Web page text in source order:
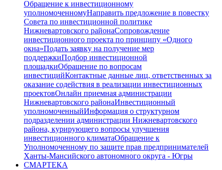
Обращение к инвестиционному
уполномоченномуНаправить предложение в повестку
Совета по инвестиционной политике
Нижневартовского районаСопровождение
инвестиционного проекта по принципу «Одного
окна»Подать заявку на получение мер
поддержкиПодбор инвестиционной
площадкиОбращение по вопросам
инвестицийКонтактные данные лиц, ответственных за
оказание содействия в реализации инвестиционных
проектовОнлайн приемная администрации
Нижневартовского районаИнвестиционный
уполномоченныйИнформация о структурном
подразделении администрации Нижневартовского
района, курирующего вопросы улучшения
инвестиционного климатаОбращение к
Уполномоченному по защите прав предпринимателей
Ханты-Мансийского автономного округа - Югры
СМАРТЕКА